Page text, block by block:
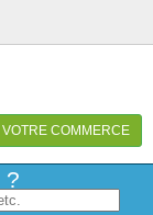
COMMERCE
?